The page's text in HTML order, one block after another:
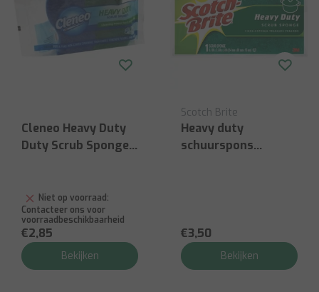
Cleneo Heavy Duty
Duty Scrub Sponges
Niet op voorraad:
Contacteer ons voor
voorraadbeschikbaarheid
€2,85
Bekijken
Scotch Brite
Heavy duty
schuurspons
€3,50
Bekijken